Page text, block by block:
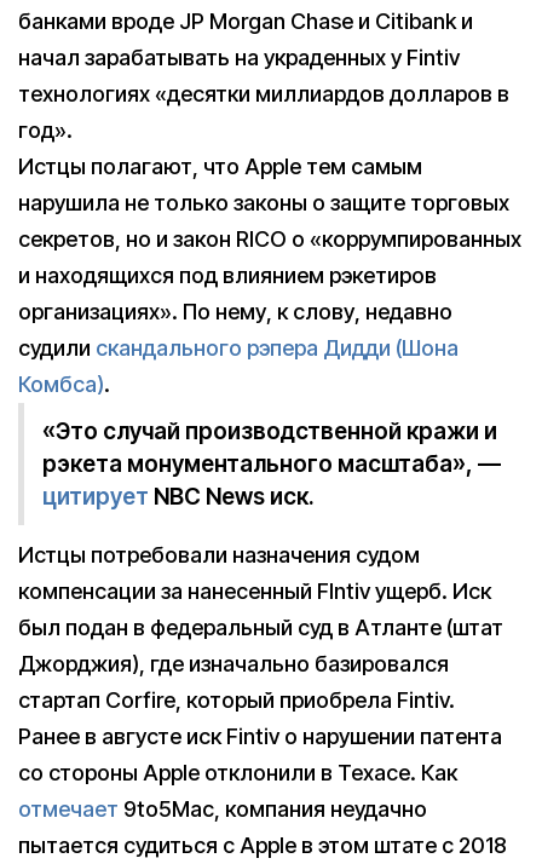
банками вроде JP Morgan Chase и Citibank и
начал зарабатывать на украденных у Fintiv
технологиях «десятки миллиардов долларов в
год».
Истцы полагают, что Apple тем самым
нарушила не только законы о защите торговых
секретов, но и закон RICO о «коррумпированных
и находящихся под влиянием рэкетиров
организациях». По нему, к слову, недавно
судили скандального рэпера Дидди (Шона
Комбса).
«Это случай производственной кражи и
рэкета монументального масштаба», —
цитирует NBC News иск.
Истцы потребовали назначения судом
компенсации за нанесенный FIntiv ущерб. Иск
был подан в федеральный суд в Атланте (штат
Джорджия), где изначально базировался
стартап Corfire, который приобрела Fintiv.
Ранее в августе иск Fintiv о нарушении патента
со стороны Apple отклонили в Техасе. Как
отмечает 9to5Mac, компания неудачно
пытается судиться с Apple в этом штате с 2018